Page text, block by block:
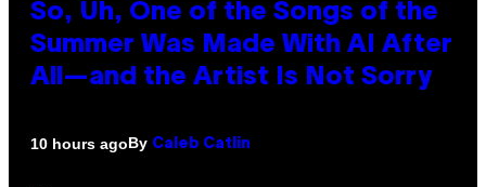
So, Uh, One of the Songs of the
Summer Was Made With AI After
All—and the Artist Is Not Sorry
10 hours agoBy Caleb Catlin